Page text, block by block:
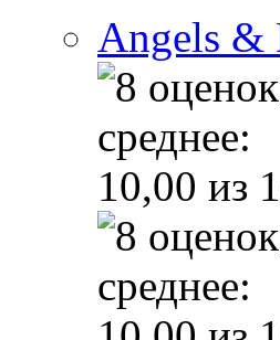
Angels &